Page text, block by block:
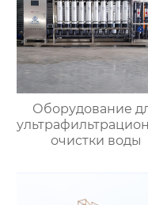
Оборудование
очистки воды